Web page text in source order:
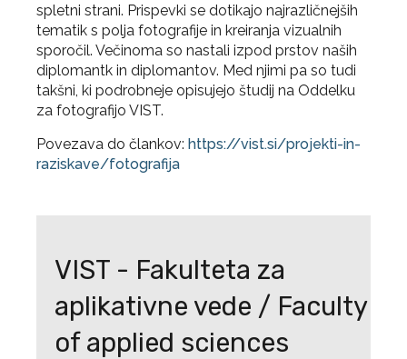
spletni strani. Prispevki se dotikajo najrazličnejših
tematik s polja fotografije in kreiranja vizualnih
sporočil. Večinoma so nastali izpod prstov naših
diplomantk in diplomantov. Med njimi pa so tudi
takšni, ki podrobneje opisujejo študij na Oddelku
za fotografijo VIST.
Povezava do člankov: https://vist.si/projekti-in-
raziskave/fotografija
VIST - Fakulteta za
aplikativne vede / Faculty
of applied sciences